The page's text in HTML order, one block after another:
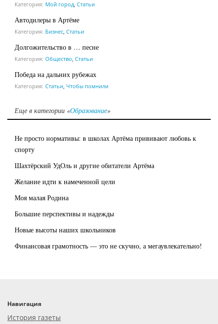
Категория: Мой город, Статьи
Автодилеры в Артёме
Категория: Бизнес, Статьи
Долгожительство в … песне
Категория: Общество, Статьи
Победа на дальних рубежах
Категория: Статьи, Чтобы помнили
Еще в категории «Образование»
Не просто нормативы: в школах Артёма прививают любовь к
спорту
Шахтёрский УдОль и другие обитатели Артёма
Желание идти к намеченной цели
Моя малая Родина
Большие перспективы и надежды
Новые высоты наших школьников
Финансовая грамотность — это не скучно, а мегаувлекательно!
Навигация
История газеты